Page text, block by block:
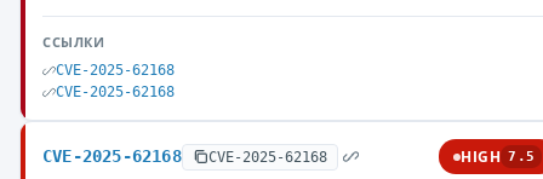
ССЫЛКИ
CVE-2025-62168
CVE-2025-62168
CVE-2025-62168 CVE-2025-62168 HIGH 7.5